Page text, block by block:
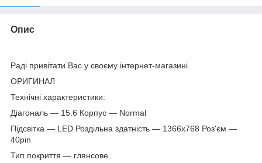
Опис
Раді привітати Вас у своєму інтернет-магазині.
ОРИГИНАЛ
Технічні характеристики:
Діагональ — 15.6 Корпус — Normal
Підсвітка — LED Роздільна здатність — 1366х768 Роз'єм —
40pin
Тип покриття — глянсове